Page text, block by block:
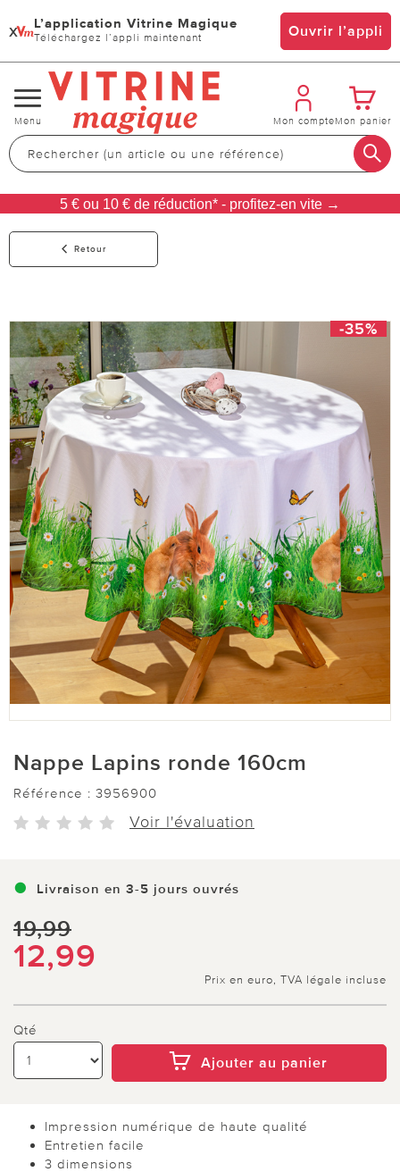
x L’application Vitrine Magique
Téléchargez l’appli maintenant Ouvrir l’appli
Changer
de
navigation
Menu Mon compteMon panier
5 € ou 10 € de réduction* - profitez-en vite →
Retour
-35%
Nappe Lapins ronde 160cm
Référence : 3956900
Voir l'évaluation
Livraison en 3-5 jours ouvrés
19,99
12,99
Prix en euro, TVA légale incluse
Qté
Ajouter au panier
Impression numérique de haute qualité
Entretien facile
3 dimensions